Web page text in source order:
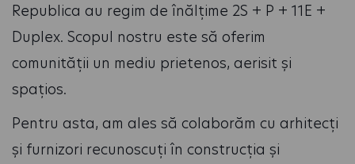
Republica au regim de înălțime 2S + P + 11E +
Duplex. Scopul nostru este să oferim
comunității un mediu prietenos, aerisit și
spațios.
Pentru asta, am ales să colaborăm cu arhitecți
și furnizori recunoscuți în construcția și